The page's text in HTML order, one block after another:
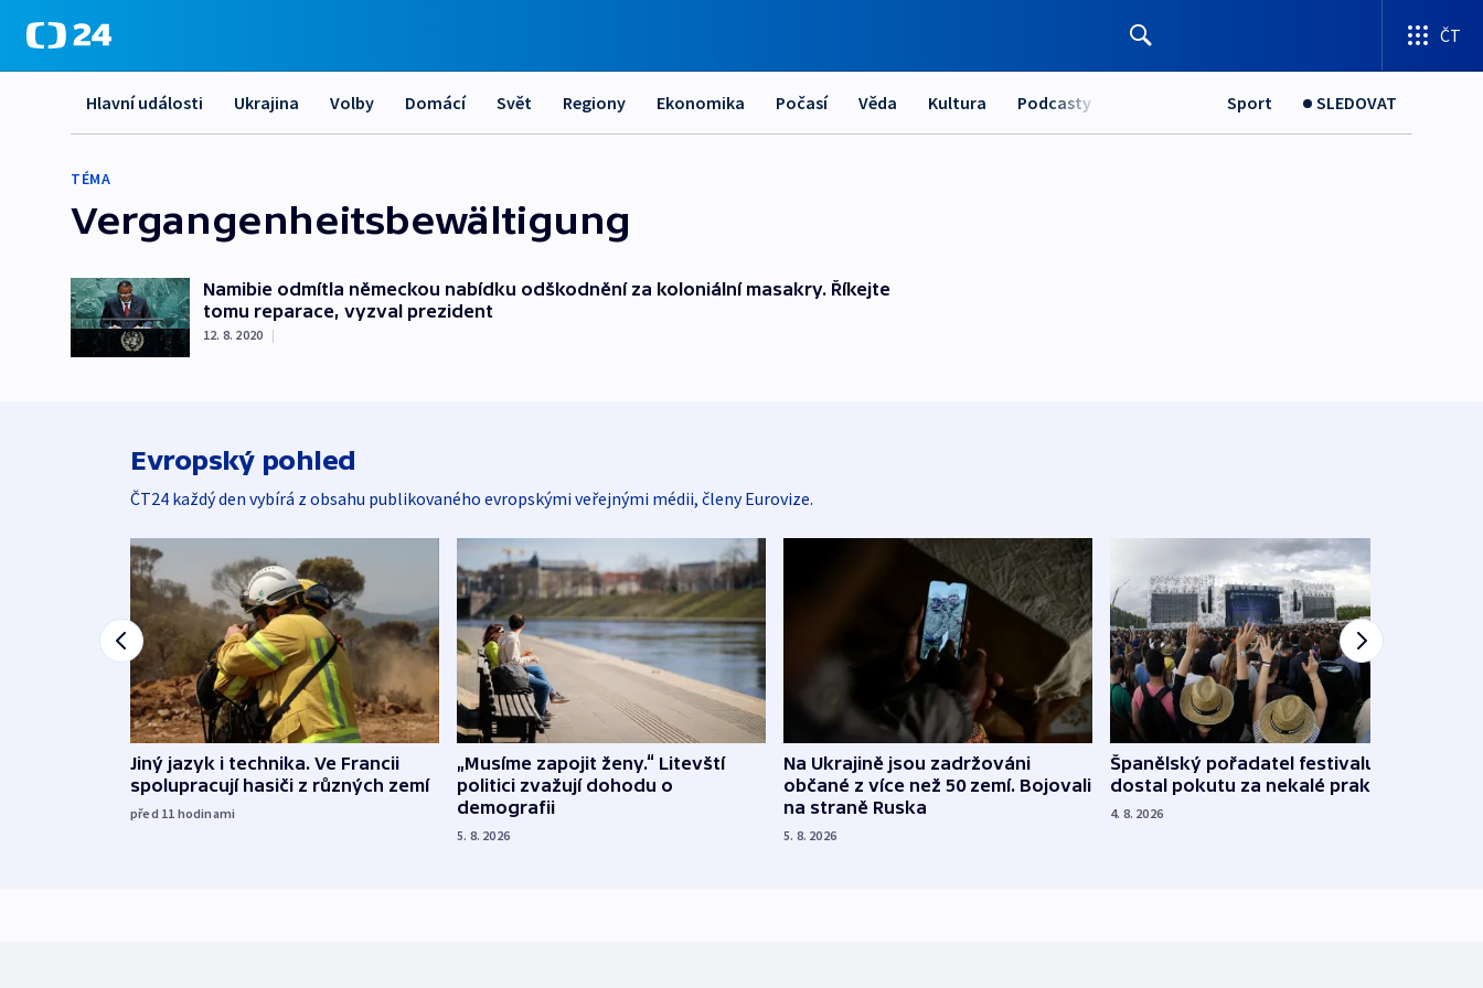
ČT
Hlavní události Ukrajina Volby Domácí Svět Regiony Ekonomika Počasí Věda Kultura Podcasty Sport SLEDOVAT
TÉMA
Vergangenheitsbewältigung
Namibie odmítla německou nabídku odškodnění za koloniální masakry. Říkejte
tomu reparace, vyzval prezident
12. 8. 2020 |
Evropský pohled
ČT24 každý den vybírá z obsahu publikovaného evropskými veřejnými médii, členy Eurovize.
Jiný jazyk i technika. Ve Francii
spolupracují hasiči z různých zemí
před 11 hodinami
„Musíme zapojit ženy.“ Litevští
politici zvažují dohodu o
demografii
5. 8. 2026
Na Ukrajině jsou zadržováni
občané z více než 50 zemí. Bojovali
na straně Ruska
5. 8. 2026
Španělský pořadatel festivalu
dostal pokutu za nekalé praktiky
4. 8. 2026